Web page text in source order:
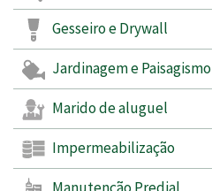
Gesseiro e Drywall
Jardinagem e Paisagismo
Marido de aluguel
Impermeabilização